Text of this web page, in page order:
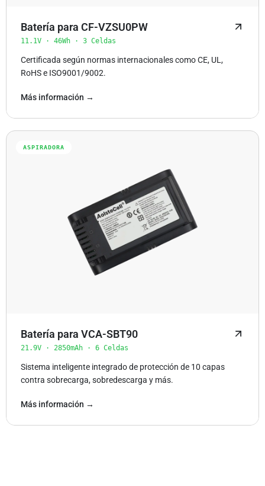
Batería para CF-VZSU0PW
11.1V · 46Wh · 3 Celdas
Certificada según normas internacionales como CE, UL,
RoHS e ISO9001/9002.
Más información →
ASPIRADORA
Batería para VCA-SBT90
21.9V · 2850mAh · 6 Celdas
Sistema inteligente integrado de protección de 10 capas
contra sobrecarga, sobredescarga y más.
Más información →